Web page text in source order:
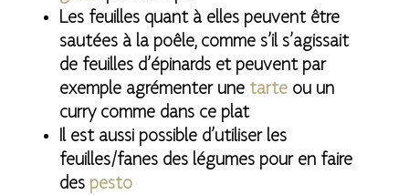
Les feuilles quant à elles peuvent être
sautées à la poêle, comme s’il s’agissait
de feuilles d’épinards et peuvent par
exemple agrémenter une tarteou un
curry comme dans ce plat
Il est aussi possible d’utiliser les
feuilles/fanes des légumes pour en faire
des pesto